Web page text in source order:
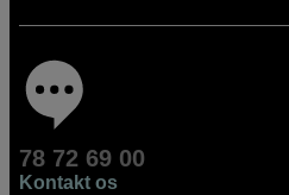
78 72 69 00
Kontakt os